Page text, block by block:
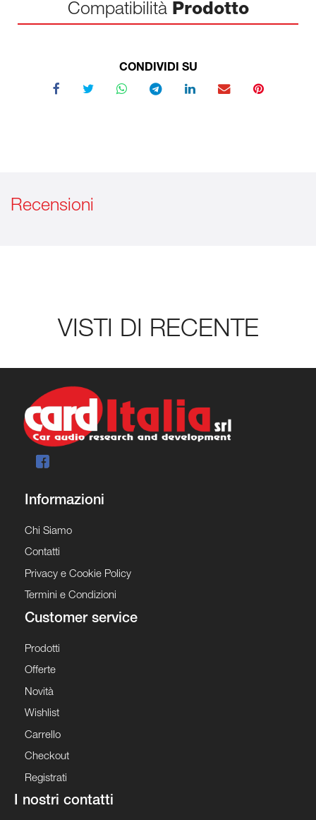
Compatibilità Prodotto
CONDIVIDI SU
Recensioni
VISTI DI RECENTE
Informazioni
Chi Siamo
Contatti
Privacy e Cookie Policy
Termini e Condizioni
Customer service
Prodotti
Offerte
Novità
Wishlist
Carrello
Checkout
Registrati
I nostri contatti